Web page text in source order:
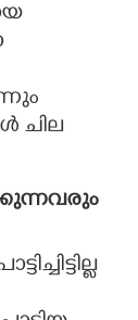
ചില